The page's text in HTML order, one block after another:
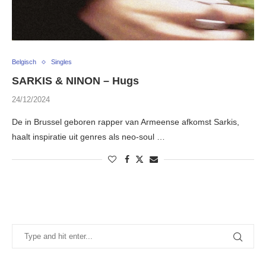
Belgisch Singles
SARKIS & NINON – Hugs
24/12/2024
De in Brussel geboren rapper van Armeense afkomst Sarkis,
haalt inspiratie uit genres als neo-soul …